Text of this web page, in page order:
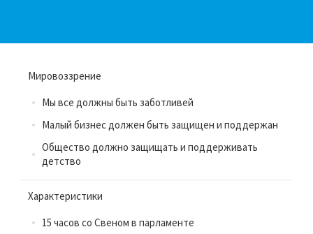
Мировоззрение
Mы все должны быть заботливей
Mалый бизнес должен быть защищен и поддержан
Oбщество должно защищать и поддерживать
детство
Характеристики
15 часов со Свеном в парламенте